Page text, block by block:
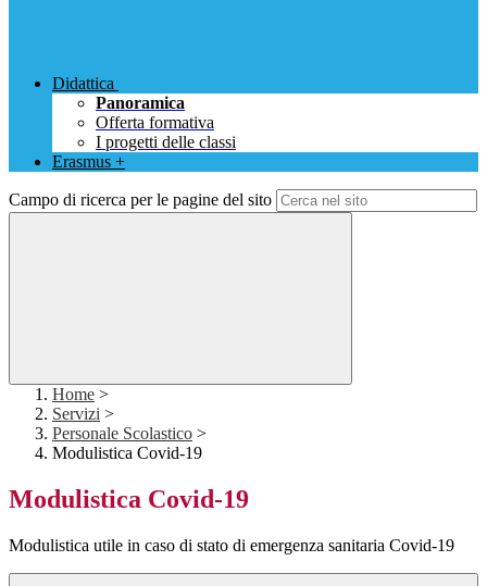
Didattica
Panoramica
Offerta formativa
I progetti delle classi
Erasmus +
Campo di ricerca per le pagine del sito
Home >
Servizi >
Personale Scolastico >
Modulistica Covid-19
Modulistica Covid-19
Modulistica utile in caso di stato di emergenza sanitaria Covid-19